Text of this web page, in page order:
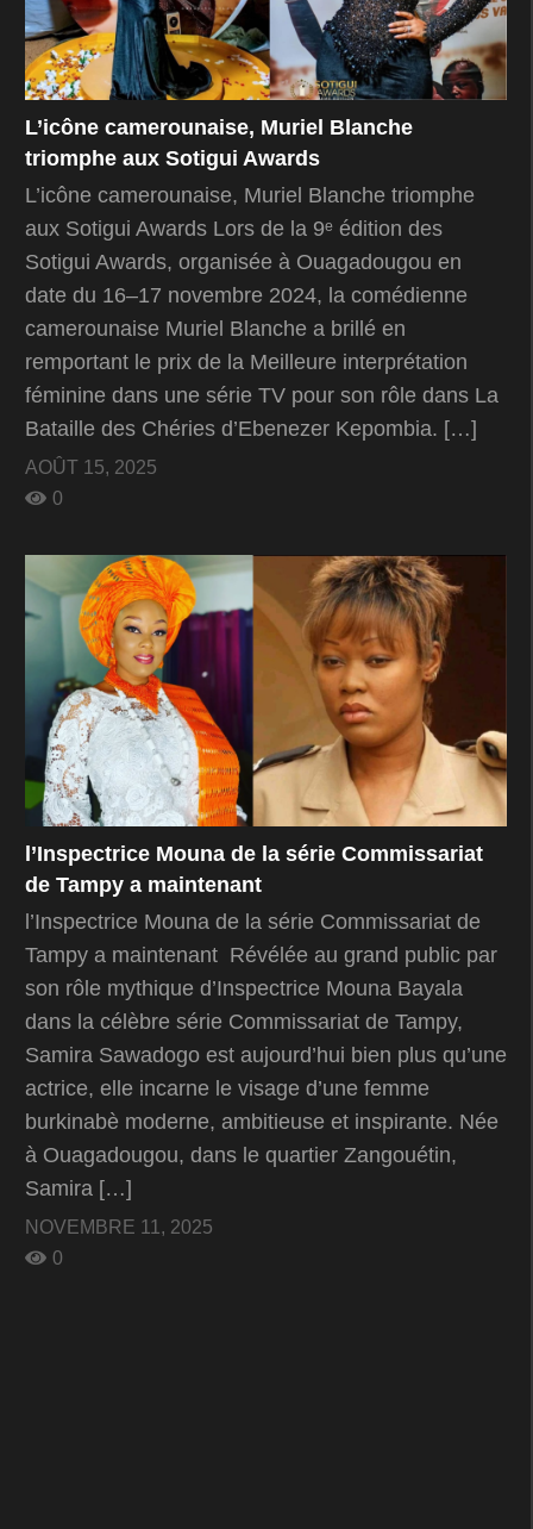
L’icône camerounaise, Muriel Blanche
triomphe aux Sotigui Awards
L’icône camerounaise, Muriel Blanche triomphe
aux Sotigui Awards Lors de la 9ᵉ édition des
Sotigui Awards, organisée à Ouagadougou en
date du 16–17 novembre 2024, la comédienne
camerounaise Muriel Blanche a brillé en
remportant le prix de la Meilleure interprétation
féminine dans une série TV pour son rôle dans La
Bataille des Chéries d’Ebenezer Kepombia. […]
AOÛT 15, 2025
0
l’Inspectrice Mouna de la série Commissariat
de Tampy a maintenant
l’Inspectrice Mouna de la série Commissariat de
Tampy a maintenant Révélée au grand public par
son rôle mythique d’Inspectrice Mouna Bayala
dans la célèbre série Commissariat de Tampy,
Samira Sawadogo est aujourd’hui bien plus qu’une
actrice, elle incarne le visage d’une femme
burkinabè moderne, ambitieuse et inspirante. Née
à Ouagadougou, dans le quartier Zangouétin,
Samira […]
NOVEMBRE 11, 2025
0